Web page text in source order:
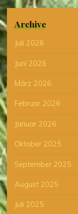
Archive
Juli 2026
Juni 2026
März 2026
Februar 2026
Januar 2026
Oktober 2025
September 2025
August 2025
Juli 2025